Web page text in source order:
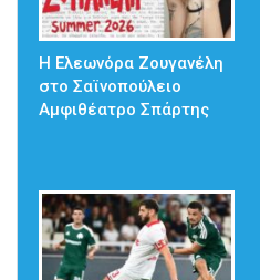
Η Ελεωνόρα Ζουγανέλη
στο Σαϊνοπούλειο
Αμφιθέατρο Σπάρτης